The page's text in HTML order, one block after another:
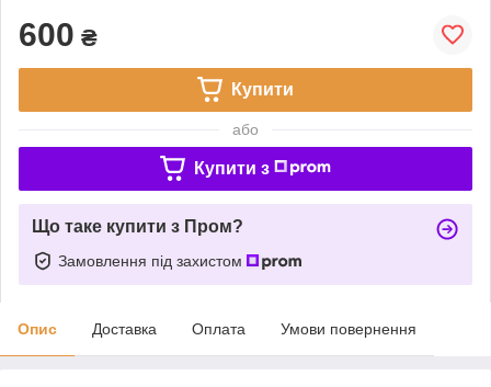
600 ₴
Купити
або
Купити з
Що таке купити з Пром?
Замовлення під захистом
Опис Доставка Оплата Умови повернення